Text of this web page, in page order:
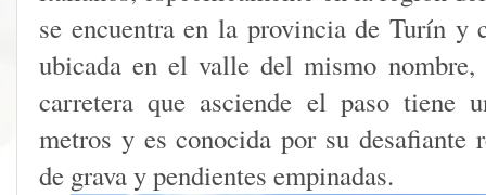
se encuentra en la provincia de Turín y
ubicada en el valle del mismo
carretera que asciende el paso tiene
metros y es conocida por su desafiante
de grava y pendientes empinadas.